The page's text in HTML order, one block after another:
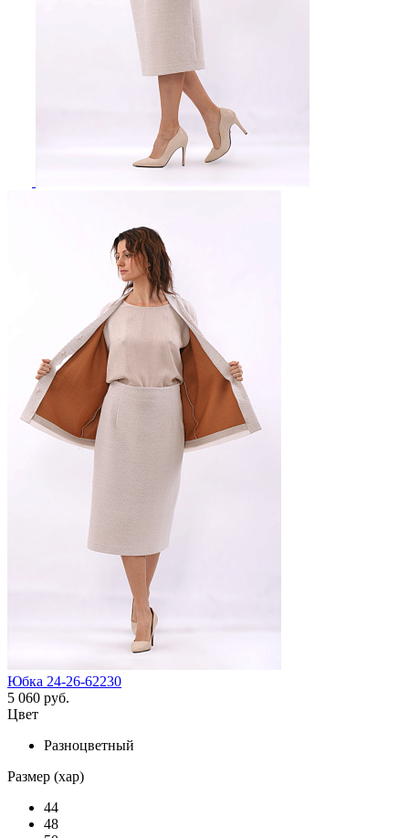
Юбка 24-26-62230
5 060 руб.
Цвет
Разноцветный
Размер (хар)
44
48